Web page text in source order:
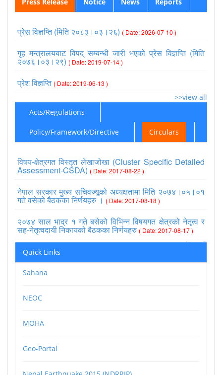
प्रेस विज्ञप्ति (मिति २०८३।०३।२६) ( Date: 2026-07-10 )
गृह मन्त्रालयबाट विपद् सम्बन्धी जारी भएको प्रेस विज्ञप्ति (मिति
२०७६।०३।२९) ( Date: 2019-07-14 )
प्रेश विज्ञप्ति ( Date: 2019-06-13 )
>>view all
Acts/Regulations
Policy/Framework/Directive Circulars
विषय-क्षेत्रगत विस्तृत लेखाजोखा (Cluster Specific Detailed
Assessment-CSDA) ( Date: 2017-08-22 )
नेपाल सरकार मुख्य सचिवज्यूको अध्यक्षतामा मिति २०७४।०५।०१
गते वसेको बैठकका निर्णयहरु । ( Date: 2017-08-18 )
२०७४ साल भाद्र १ गते बसेको विभिन्न विषयगत क्षेत्रको नेतृत्व र
सह-नेतृत्वदायी निकायको बैठकका निर्णयहरु ( Date: 2017-08-17 )
>>view all
Quick Links
Sahana
NEOC
MOHA
Geo-Portal